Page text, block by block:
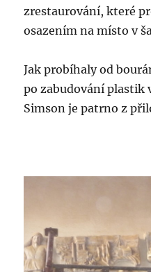
zrestaurování, které
osazením na místo v
Jak probíhaly od
po zabudování plastik
Simson je patrno z